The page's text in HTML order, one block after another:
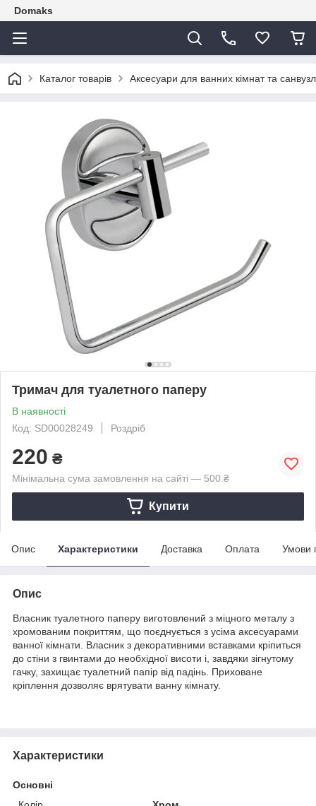
Domaks
Каталог товарів Аксесуари для ванних кімнат та
Тримач для туалетного паперу
В наявності
Код: SD00028249
Роздріб
220 ₴
Мінімальна сума замовлення на сайті — 500 ₴
Купити
Опис Характеристики Доставка Оплата Умови
Опис
Власник туалетного паперу виготовлений з міцного металу з
хромованим покриттям, що поєднується з усіма аксесуарами
ванної кімнати. Власник з декоративними вставками кріпиться
до стіни з гвинтами до необхідної висоти і, завдяки зігнутому
гачку, захищає туалетний папір від падінь. Приховане
кріплення дозволяє врятувати ванну кімнату.
Характеристики
Основні